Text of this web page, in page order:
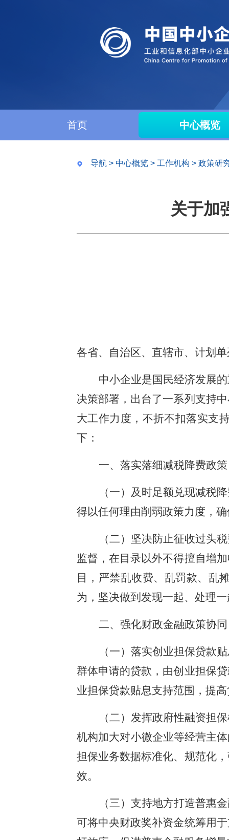
首页 中心概览
导航 > 中心概览 > 工作机构 > 政策研
关于加
各省、自治区、直辖市、计划
中小企业是国民经济发展
决策部署，出台了一系列支持
大工作力度，不折不扣落实支
下：
一、落实落细减税降费政
（一）及时足额兑现减税
得以任何理由削弱政策力度，
（二）坚决防止征收过头
监督，在目录以外不得擅自增
目，严禁乱收费、乱罚款、乱
为，坚决做到发现一起、处理
二、强化财政金融政策协
（一）落实创业担保贷款
群体申请的贷款，由创业担保
业担保贷款贴息支持范围，提
（二）发挥政府性融资担
机构加大对小微企业等经营主
担保业务数据标准化、规范化
效。
（三）支持地方打造普惠
可将中央财政奖补资金统筹用